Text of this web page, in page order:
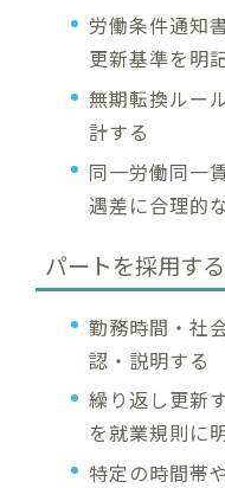
労働条件通知
更新基準を明
無期転換ルー
計する
同一労働同一
遇差に合理的
パートを採用す
勤務時間・社
認・説明する
繰り返し更新
を就業規則に
特定の時間帯